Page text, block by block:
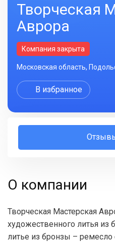
Творческая
Аврора
Компания закрыта
Московская область,
В избранное
О компании
Творческая Мастерская
художественного литья из
литье из бронзы –